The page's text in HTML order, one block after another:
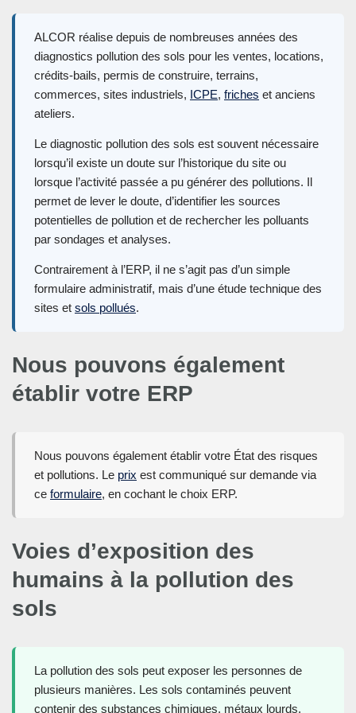
ALCOR réalise depuis de nombreuses années des
diagnostics pollution des sols pour les ventes, locations,
crédits-bails, permis de construire, terrains,
commerces, sites industriels, ICPE, friches et anciens
ateliers.
Le diagnostic pollution des sols est souvent nécessaire
lorsqu’il existe un doute sur l’historique du site ou
lorsque l’activité passée a pu générer des pollutions. Il
permet de lever le doute, d’identifier les sources
potentielles de pollution et de rechercher les polluants
par sondages et analyses.
Contrairement à l’ERP, il ne s’agit pas d’un simple
formulaire administratif, mais d’une étude technique des
sites et sols pollués.
Nous pouvons également
établir votre ERP
Nous pouvons également établir votre État des risques
et pollutions. Le prix est communiqué sur demande via
ce formulaire, en cochant le choix ERP.
Voies d’exposition des
humains à la pollution des
sols
La pollution des sols peut exposer les personnes de
plusieurs manières. Les sols contaminés peuvent
contenir des substances chimiques, métaux lourds,